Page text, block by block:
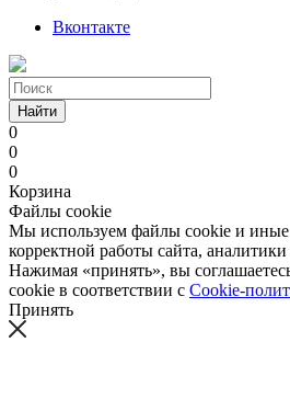
Вконтакте
Найти
0
0
0
Корзина
Файлы cookie
Мы используем файлы cookie и иные
корректной работы сайта,
Нажимая «принять», вы
cookie в соответствии с Cookie-
Принять